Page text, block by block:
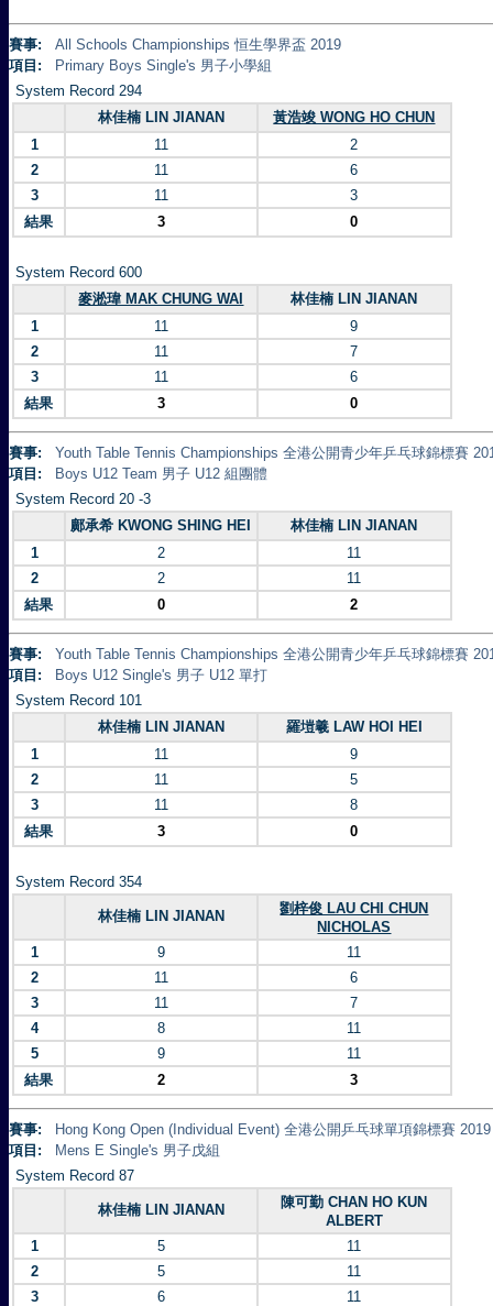
賽事:
All Schools Championships 恒生學界盃 2019
項目:
Primary Boys Single's 男子小學組
System Record 294
林佳楠 LIN JIANAN
黃浩竣 WONG HO CHUN
1
11
2
2
11
6
3
11
3
結果
3 0
System Record 600
麥淞瑋 MAK CHUNG WAI
林佳楠 LIN JIANAN
1
11
9
2
11
7
3
11
6
結果
3 0
賽事:
Youth Table Tennis Championships 全港公開青少年乒乓球錦標賽
項目:
Boys U12 Team 男子 U12 組團體
System Record 20 -3
鄺承希 KWONG SHING HEI
林佳楠 LIN JIANAN
1
2
11
2
2
11
結果
0 2
賽事:
Youth Table Tennis Championships 全港公開青少年乒乓球錦標賽
項目:
Boys U12 Single's 男子 U12 單打
System Record 101
林佳楠 LIN JIANAN
羅塏羲 LAW HOI HEI
1
11
9
2
11
5
3
11
8
結果
3 0
System Record 354
林佳楠 LIN JIANAN
劉梓俊 LAU CHI CHUN
NICHOLAS
1
9
11
2
11
6
3
11
7
4
8
11
5
9
11
結果
2 3
賽事:
Hong Kong Open (Individual Event) 全港公開乒乓球單項錦標賽 2019
項目:
Mens E Single's 男子戊組
System Record 87
林佳楠 LIN JIANAN
陳可勤 CHAN HO KUN
ALBERT
1
5
11
2
5
11
3
6
11